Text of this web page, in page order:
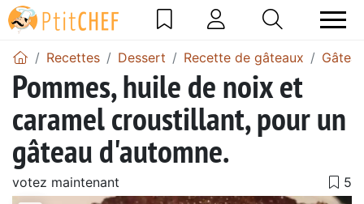
Recettes Dessert Recette de gâteaux
Pommes, huile de noix et
caramel croustillant, pour un
gâteau d'automne.
votez maintenant